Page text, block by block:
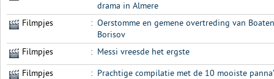
drama in Almere
Filmpjes
: Oerstomme en gemene overtreding van
Borisov
Filmpjes
: Messi vreesde het ergste
Filmpjes : Prachtige compilatie met de 10 mooiste